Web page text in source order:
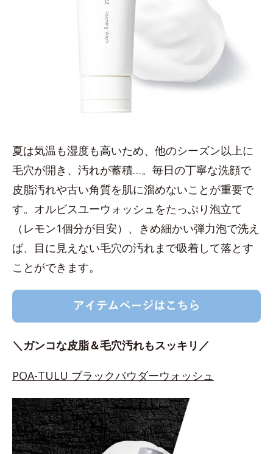
夏は気温も湿度も高いため、他のシーズン以上に
毛穴が開き、汚れが蓄積…。毎日の丁寧な洗顔で
皮脂汚れや古い角質を肌に溜めないことが重要で
す。オルビスユーウォッシュをたっぷり泡立て
（レモン1個分が目安）、きめ細かい弾力泡で洗え
ば、目に見えない毛穴の汚れまで吸着して落とす
ことができます。
＼ガンコな皮脂＆毛穴汚れもスッキリ／
POA-TULU ブラックパウダーウォッシュ